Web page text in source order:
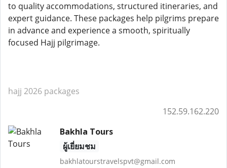
to quality accommodations, structured itineraries, and
expert guidance. These packages help pilgrims prepare
in advance and experience a smooth, spiritually
focused Hajj pilgrimage.
hajj 2026 packages
152.59.162.220
Bakhla Tours
ผู้เยี่ยมชม
bakhlatourstravelspvt@gmail.com